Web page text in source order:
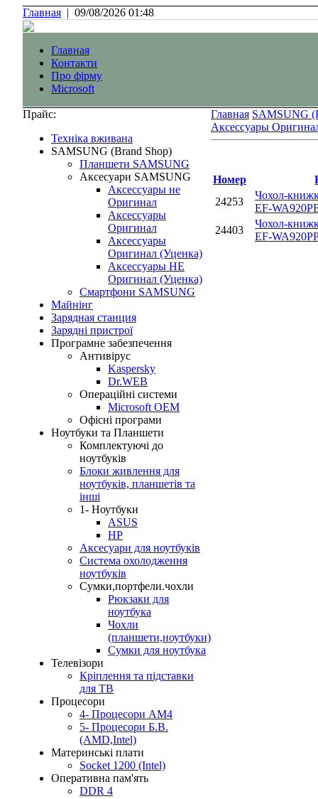
Главная | 09/08/2026 01:48
Главная
Контакти
Про фірму
Microsoft
Прайс:
Технiка вживана
SAMSUNG (Brand Shop)
Планшети SAMSUNG
Аксесуари SAMSUNG
Аксессуары не
Оригинал
Аксессуары
Оригинал
Аксессуары
Оригинал (Уценка)
Аксессуары НЕ
Оригинал (Уценка)
Смартфони SAMSUNG
Майнінг
Зарядная станция
Зарядні пристрої
Програмне забезпечення
Антивірус
Kaspersky
Dr.WEB
Операційні системи
Microsoft OEM
Офісні програми
Ноутбуки та Планшети
Комплектуючі до
ноутбуків
Блоки живлення для
ноутбуків, планшетів та
інші
1- Ноутбуки
ASUS
HP
Аксесуари для ноутбуків
Система охолодження
ноутбуків
Сумки,портфели.чохли
Рюкзаки для
ноутбука
Чохли
(планшети,ноутбуки)
Сумки для ноутбука
Телевізори
Кріплення та підставки
для ТВ
Процесори
4- Процесори AM4
5- Процесори Б.В.
(AMD,Intel)
Материнські плати
Socket 1200 (Intel)
Оперативна пам'ять
DDR 4
Главная SAMSUNG
Аксессуары
Номер
24253
Чохол-
EF-
24403
Чохол-
EF-